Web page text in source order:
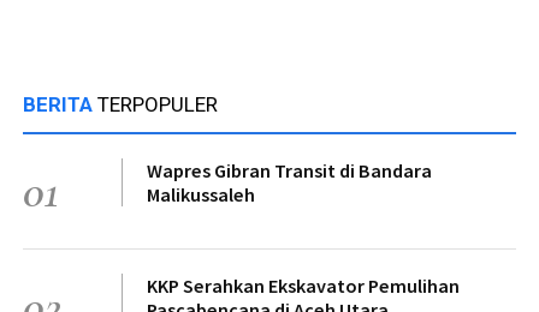
BERITA TERPOPULER
01
Wapres Gibran Transit di Bandara
Malikussaleh
KKP Serahkan Ekskavator Pemulihan